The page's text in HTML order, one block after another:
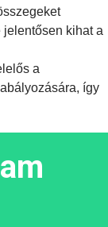
kihat a
a
így